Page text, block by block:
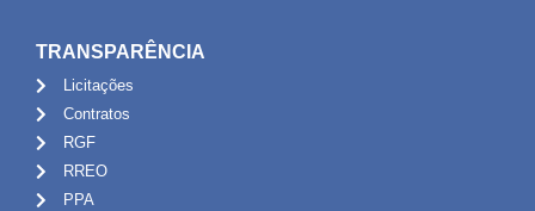
TRANSPARÊNCIA
Licitações
Contratos
RGF
RREO
PPA